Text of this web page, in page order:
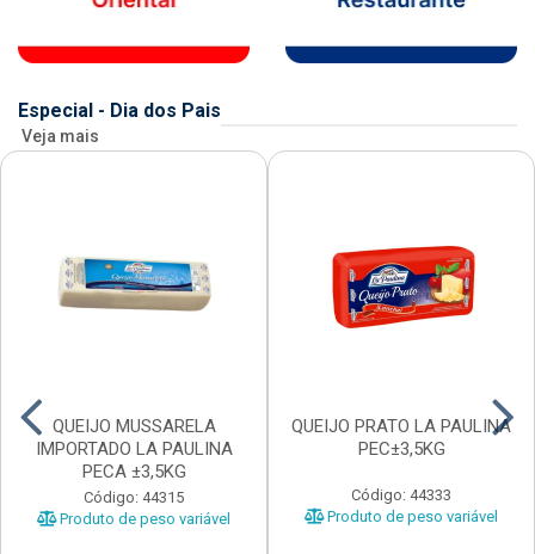
Especial - Dia dos Pais
Veja mais
QUEIJO MUSSARELA
IMPORTADO LA PAULINA
PECA ±3,5KG
Código: 44315
Produto de peso variável
QUEIJO PRATO LA PAULINA
PEC±3,5KG
Código: 44333
Produto de peso variável